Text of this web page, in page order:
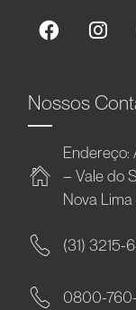
Nossos
Endereço:
– Vale do
Nova
(31) 3215-
0800-